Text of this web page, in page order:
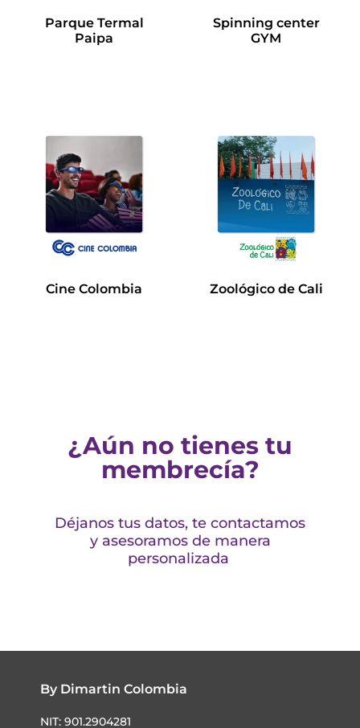
Parque Termal
Paipa
Spinning center
GYM
Cine Colombia
Zoológico de Cali
¿Aún no tienes tu
membrecía?
Déjanos tus datos, te contactamos
y asesoramos de manera
personalizada
By Dimartin Colombia
NIT: 901.2904281